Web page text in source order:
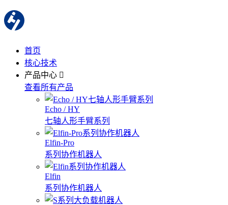
首页
核心技术
产品中心
查看所有产品
Echo / HY
七轴人形手臂系列
Elfin-Pro
系列协作机器人
Elfin
系列协作机器人